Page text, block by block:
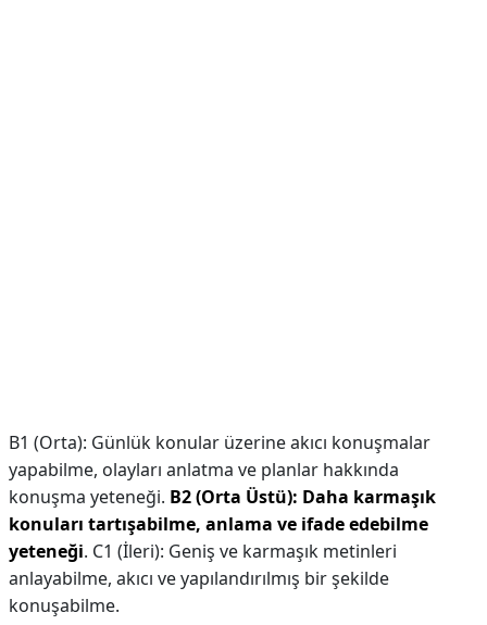
B1 (Orta): Günlük konular üzerine akıcı konuşmalar
yapabilme, olayları anlatma ve planlar hakkında
konuşma yeteneği. B2 (Orta Üstü): Daha karmaşık
konuları tartışabilme, anlama ve ifade edebilme
yeteneği. C1 (İleri): Geniş ve karmaşık metinleri
anlayabilme, akıcı ve yapılandırılmış bir şekilde
konuşabilme.